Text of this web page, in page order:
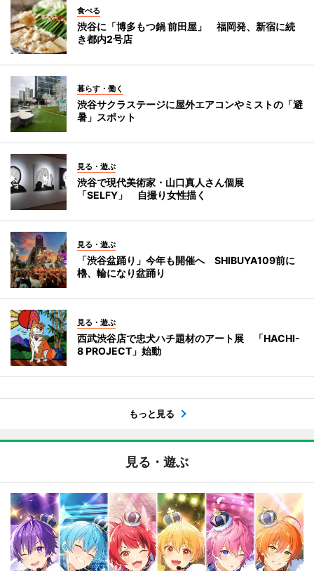
食べる
渋谷に「博多もつ鍋 前田屋」 福岡発、新宿に続
き都内2号店
暮らす・働く
渋谷サクラステージに屋外エアコンやミストの「避
暑」スポット
見る・遊ぶ
渋谷で現代美術家・山口真人さん個展
「SELFY」 自撮り女性描く
見る・遊ぶ
「渋谷盆踊り」今年も開催へ SHIBUYA109前に
櫓、輪になり盆踊り
見る・遊ぶ
西武渋谷店で忠犬ハチ題材のアート展 「HACHI-
8 PROJECT」始動
もっと見る
見る・遊ぶ